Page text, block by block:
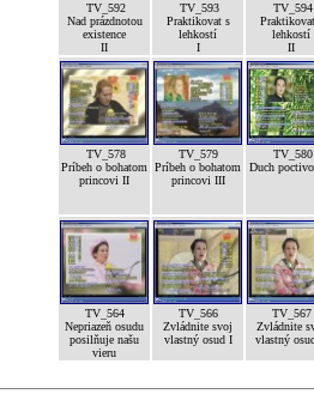
TV_592
Nad prázdnotou
existence
II
TV_593
Praktikovat s
lehkostí
I
TV_594
lehkostí
II
TV_578
Príbeh o bohatom
princovi II
TV_579
Príbeh o bohatom
princovi III
TV_580
Duch
TV_564
Nepriazeň osudu
posilňuje našu
vieru
TV_566
Zvládnite svoj
vlastný osud I
TV_567
Zvládnite
vlastný